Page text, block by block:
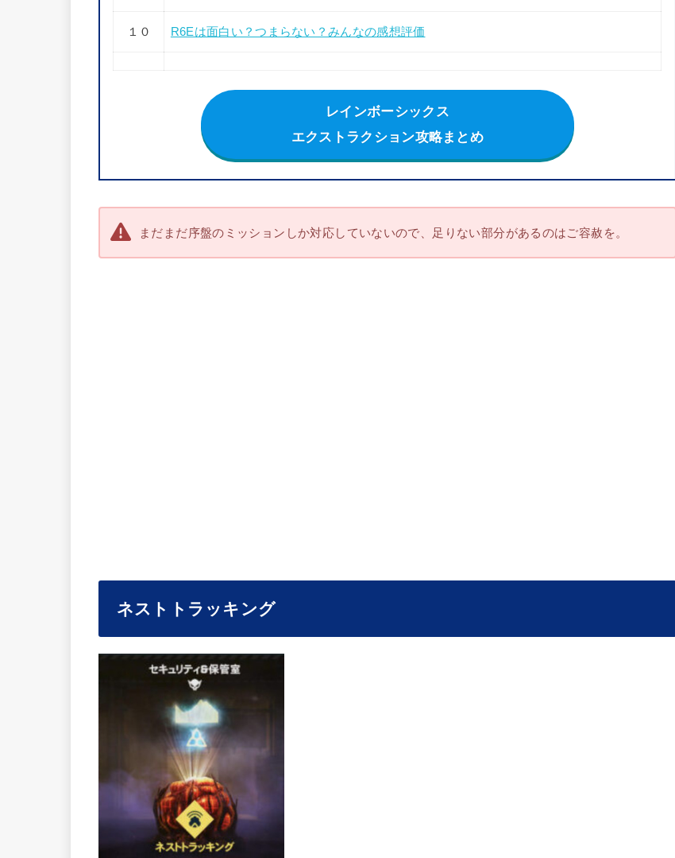
１０ R6Eは面白い？つまらない？みんなの感想評価
レインボーシックス
エクストラクション攻略まとめ
まだまだ序盤のミッションしか対応していないので、足りない部分があるのはご容赦を。
ネストトラッキング